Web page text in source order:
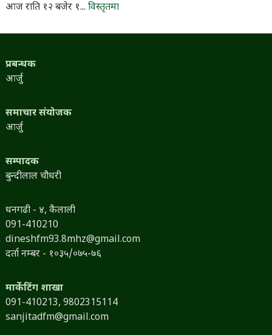
आज राति १२ बजेर १... विस्तृतमा
प्रबन्धक
आर्जु
समाचार संयोजक
आर्जु
सम्पादक
बुन्दीलाल चौधरी
धनगढी - ४, कैलाली
091-410210
dineshfm93.8mhz@gmail.com
दर्ता नम्बर - १०३५/०७५-७६
मार्केटिंग शाखा
091-410213, 9802315114
sanjitadfm@gmail.com